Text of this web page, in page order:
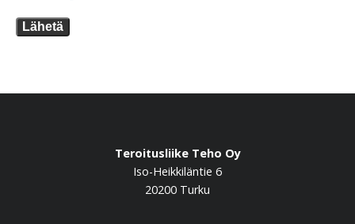
Lähetä
Teroitusliike Teho Oy
Iso-Heikkiläntie 6
20200 Turku